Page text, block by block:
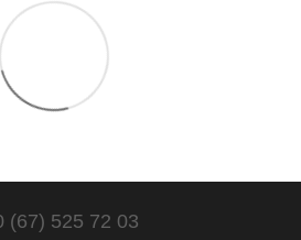
(67) 525 72 03